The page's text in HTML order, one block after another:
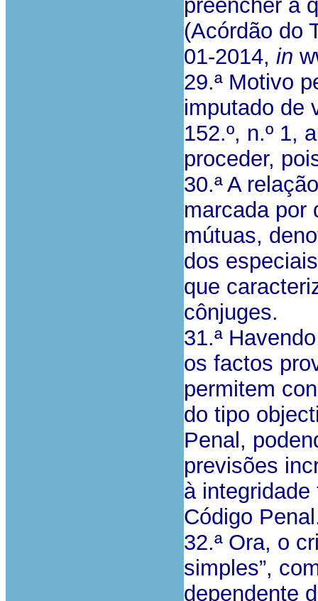
preencher a
(Acórdão do
01-2014, in
29.ª Motivo
imputado de
152.º, n.º 1,
proceder,
30.ª A
marcada por
mútuas,
dos
que
cônjuges.
31.ª
os factos
permitem
do tipo
Penal,
previsões
à
Código
32.ª Ora, o
simples”,
dependente